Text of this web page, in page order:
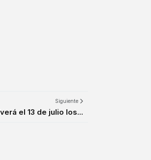
Siguiente
el 13 de julio los...